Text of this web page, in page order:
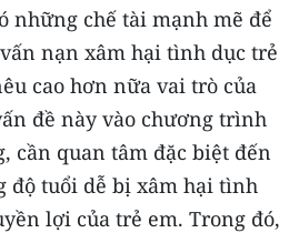
những chế tài mạnh mẽ để
nạn xâm hại tình dục trẻ
cao hơn nữa vai trò của
đề này vào chương trình
cần quan tâm đặc biệt đến
độ tuổi dễ bị xâm hại tình
lợi của trẻ em. Trong đó,